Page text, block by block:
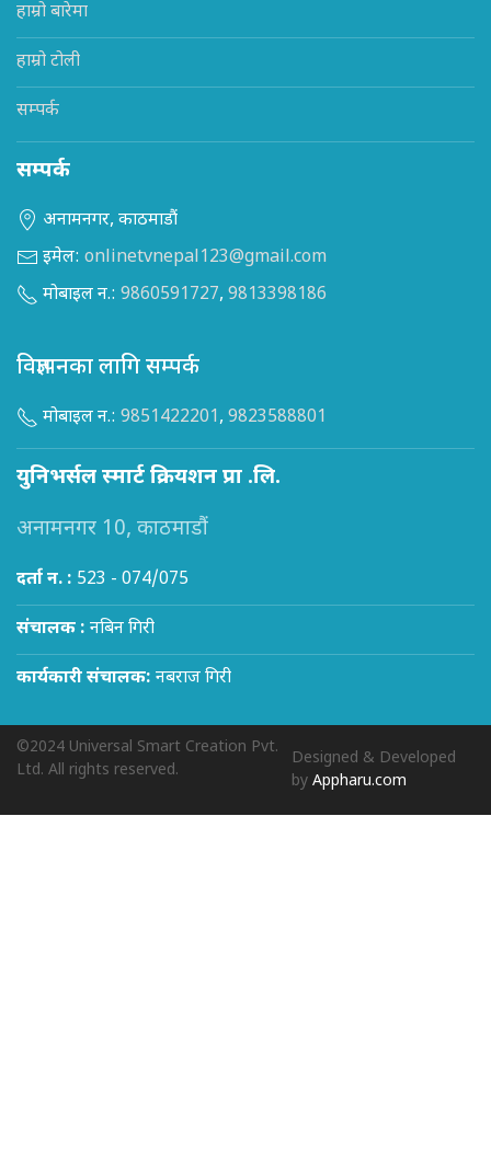
हाम्रो बारेमा
हाम्रो टोली
सम्पर्क
सम्पर्क
अनामनगर, काठमाडौं
इमेल: onlinetvnepal123@gmail.com
मोबाइल न.: 9860591727, 9813398186
विज्ञापनका लागि सम्पर्क
मोबाइल न.: 9851422201, 9823588801
युनिभर्सल स्मार्ट क्रियशन प्रा .लि.
अनामनगर 10, काठमाडौं
दर्ता न. : 523 - 074/075
संचालक : नबिन गिरी
कार्यकारी संचालक: नबराज गिरी
©2024 Universal Smart Creation Pvt.
Ltd. All rights reserved.
Designed & Developed
byAppharu.com